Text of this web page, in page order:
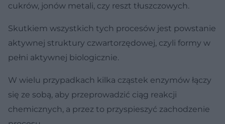
cukrów, jonów metali, czy reszt tłuszczowych.
Skutkiem wszystkich tych procesów jest powstanie
aktywnej struktury czwartorzędowej, czyli formy w
pełni aktywnej biologicznie.
W wielu przypadkach kilka cząstek enzymów łączy
się ze sobą, aby przeprowadzić ciąg reakcji
chemicznych, a przez to przyspieszyć zachodzenie